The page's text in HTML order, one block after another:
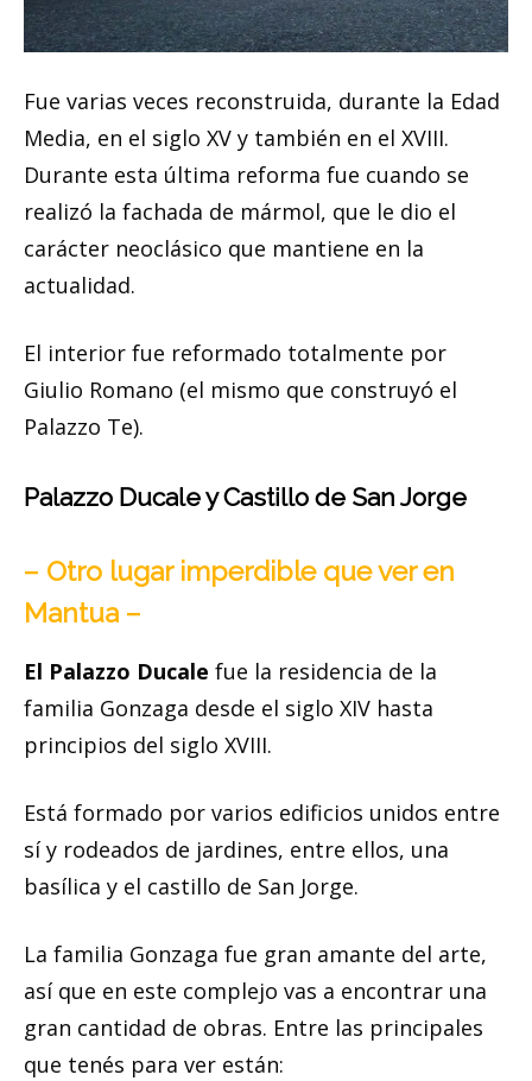
Fue varias veces reconstruida, durante la Edad
Media, en el siglo XV y también en el XVIII.
Durante esta última reforma fue cuando se
realizó la fachada de mármol, que le dio el
carácter neoclásico que mantiene en la
actualidad.
El interior fue reformado totalmente por
Giulio Romano (el mismo que construyó el
Palazzo Te).
Palazzo Ducale y Castillo de San Jorge
– Otro lugar imperdible que ver en
Mantua –
El Palazzo Ducale fue la residencia de la
familia Gonzaga desde el siglo XIV hasta
principios del siglo XVIII.
Está formado por varios edificios unidos entre
sí y rodeados de jardines, entre ellos, una
basílica y el castillo de San Jorge.
La familia Gonzaga fue gran amante del arte,
así que en este complejo vas a encontrar una
gran cantidad de obras. Entre las principales
que tenés para ver están: